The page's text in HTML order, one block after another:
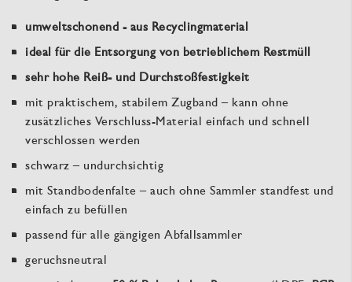
umweltschonend - aus Recyclingmaterial
ideal für die Entsorgung von betrieblichem Restmüll
sehr hohe Reiß- und Durchstoßfestigkeit
mit praktischem, stabilem Zugband – kann ohne
zusätzliches Verschluss-Material einfach und schnell
verschlossen werden
schwarz – undurchsichtig
mit Standbodenfalte – auch ohne Sammler standfest und
einfach zu befüllen
passend für alle gängigen Abfallsammler
geruchsneutral